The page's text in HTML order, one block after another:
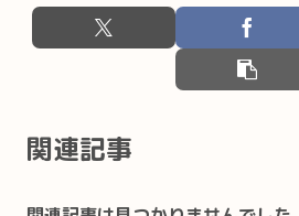
関連記事